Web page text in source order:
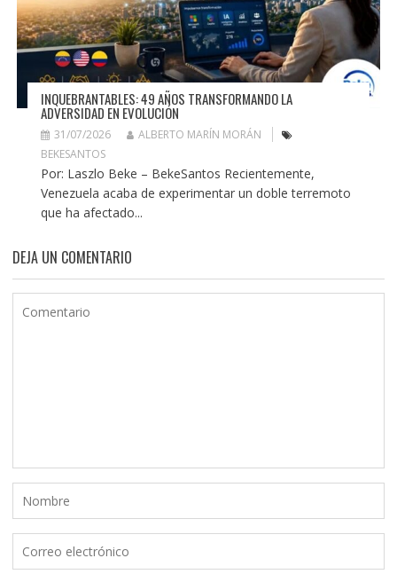
INQUEBRANTABLES: 49 AÑOS TRANSFORMANDO LA
ADVERSIDAD EN EVOLUCIÓN
31/07/2026
ALBERTO MARÍN MORÁN
BEKESANTOS
Por: Laszlo Beke – BekeSantos Recientemente,
Venezuela acaba de experimentar un doble terremoto
que ha afectado...
DEJA UN COMENTARIO